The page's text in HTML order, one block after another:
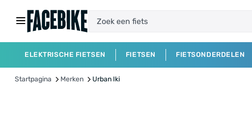
ELEKTRISCHE FIETSEN FIETSEN FIETSONDERDELEN
Startpagina Merken Urban Iki